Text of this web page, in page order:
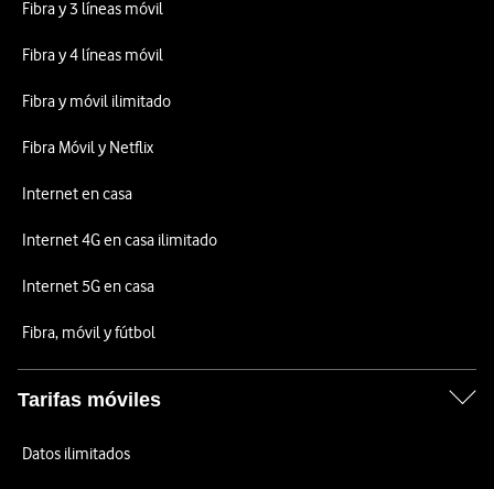
Fibra y 3 líneas móvil
Fibra y 4 líneas móvil
Fibra y móvil ilimitado
Fibra Móvil y Netflix
Internet en casa
Internet 4G en casa ilimitado
Internet 5G en casa
Fibra, móvil y fútbol
Tarifas móviles
Datos ilimitados